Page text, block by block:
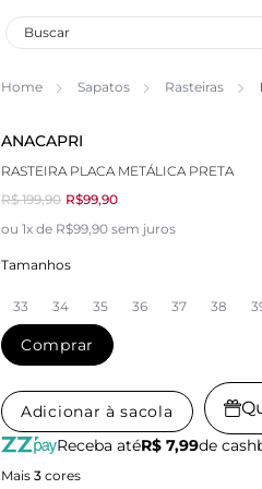
Home Sapatos Rasteiras
ANACAPRI
RASTEIRA PLACA METÁLICA PRETA
R$ 199,90 R$99,90
ou 1x de R$99,90 sem juros
Tamanhos
33 34 35 36 37 38
Comprar
Adicionar à sacola
Receba atéR$ 7,99de
Mais 3 cores